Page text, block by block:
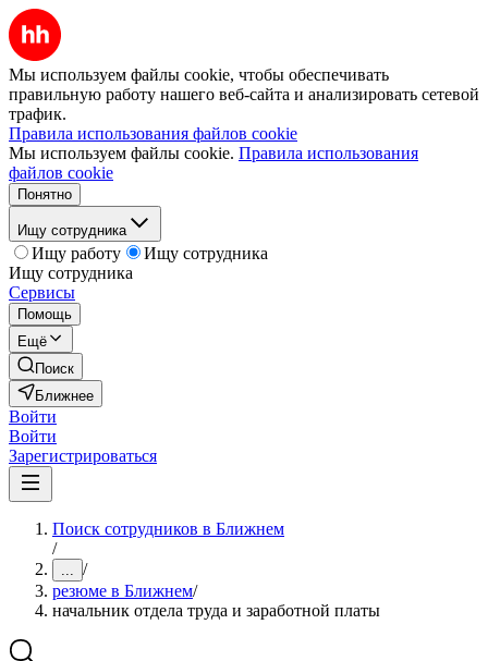
Мы используем файлы cookie, чтобы обеспечивать
правильную работу нашего веб-сайта и анализировать сетевой
трафик.
Правила использования файлов cookie
Мы используем файлы cookie. Правила использования
файлов cookie
Понятно
Ищу сотрудника
Ищу работу
Ищу сотрудника
Ищу сотрудника
Сервисы
Помощь
Ещё
Поиск
Ближнее
Войти
Войти
Зарегистрироваться
Поиск сотрудников в Ближнем
/
... /
резюме в Ближнем/
начальник отдела труда и заработной платы